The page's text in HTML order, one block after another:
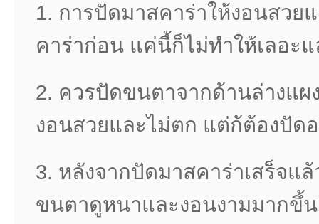
1. การปัดมาสคาร่าให้งอนสวย
คาร่าก่อน แค่นี้ก็ไม่ทำให้เลอะ
2. ควรปัดขนตาจากด้านล่างแ
งอนสวยและไม่ตก แต่ก้ต้องปัด
3. หลังจากปัดมาสคาร่าเสร็จแ
ขนตาดูหนาและงอนงามมากขึ้